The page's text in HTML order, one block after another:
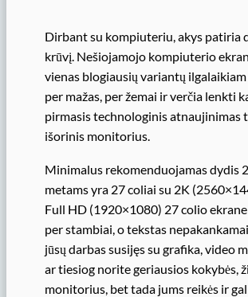
Dirbant su kompiuteriu, akys patiria
krūvį. Nešiojamojo kompiuterio
vienas blogiausių variantų
per mažas, per žemai ir verčia lenkti
pirmasis technologinis atnaujinimas
išorinis monitorius.
Minimalus rekomenduojamas dydis
metams yra 27 coliai su 2K
Full HD (1920×1080) 27 colio
per stambiai, o tekstas
jūsų darbas susijęs su grafika, video
ar tiesiog norite geriausios kokybės,
monitorius, bet tada jums reikės ir